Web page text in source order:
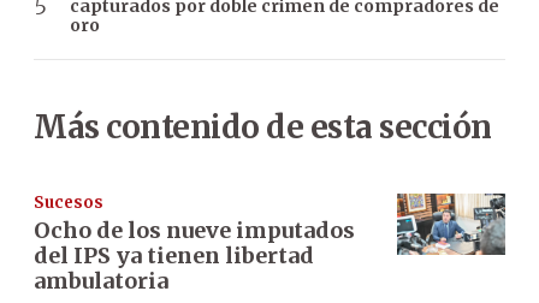
capturados por doble crimen de compradores de
oro
Más contenido de esta sección
Sucesos
Ocho de los nueve imputados
del IPS ya tienen libertad
ambulatoria